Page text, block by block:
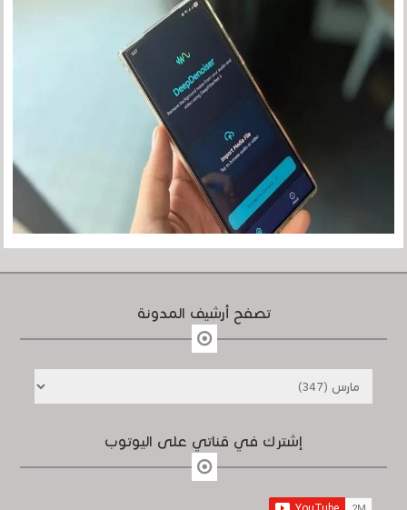
تصفح أرشيف المدونة
إشترك في قناتي على اليوتوب